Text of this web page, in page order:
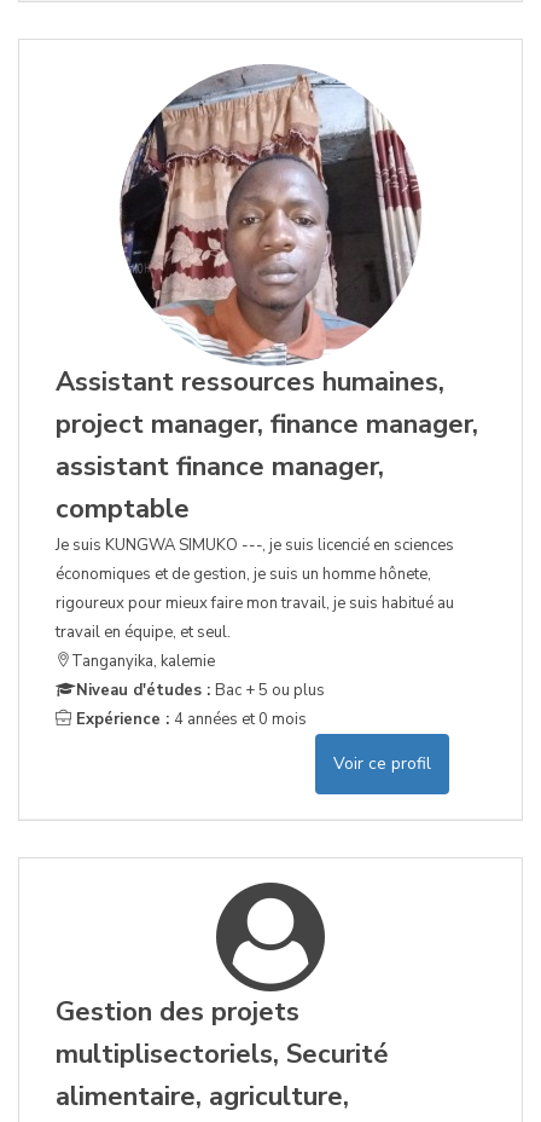
Assistant ressources humaines,
project manager, finance manager,
assistant finance manager,
comptable
Je suis KUNGWA SIMUKO ---, je suis licencié en sciences
économiques et de gestion, je suis un homme hônete,
rigoureux pour mieux faire mon travail, je suis habitué au
travail en équipe, et seul.
Tanganyika, kalemie
Niveau d'études : Bac + 5 ou plus
Expérience : 4 années et 0 mois
Voir ce profil
Gestion des projets
multiplisectoriels, Securité
alimentaire, agriculture,